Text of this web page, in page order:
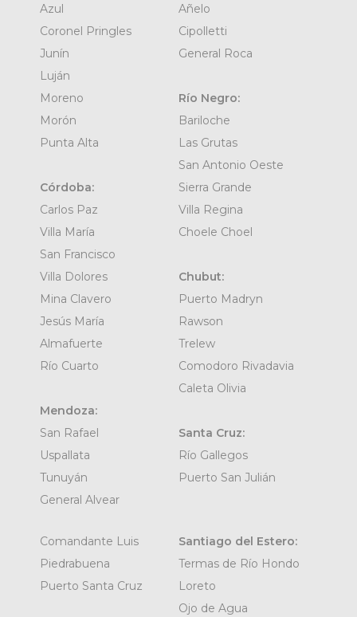
Azul
Coronel Pringles
Junín
Luján
Moreno
Morón
Punta Alta
Córdoba:
Carlos Paz
Villa María
San Francisco
Villa Dolores
Mina Clavero
Jesús María
Almafuerte
Río Cuarto
Mendoza:
San Rafael
Uspallata
Tunuyán
General Alvear
Añelo
Cipolletti
General Roca
Río Negro:
Bariloche
Las Grutas
San Antonio Oeste
Sierra Grande
Villa Regina
Choele Choel
Chubut:
Puerto Madryn
Rawson
Trelew
Comodoro Rivadavia
Caleta Olivia
Santa Cruz:
Río Gallegos
Puerto San Julián
Comandante Luis
Piedrabuena
Puerto Santa Cruz
Santiago del Estero:
Termas de Río Hondo
Loreto
Ojo de Agua